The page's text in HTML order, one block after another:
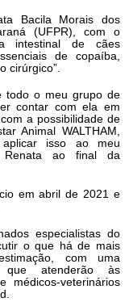
Bacila Morais dos
(UFPR), com o
intestinal de cães
de copaíba,
cirúrgico”.
todo o meu grupo de
contar com ela em
a possibilidade de
Animal WALTHAM,
isso ao meu
Renata ao final da
em abril de 2021 e
especialistas do
o que há de mais
com uma
que atenderão às
médicos-veterinários